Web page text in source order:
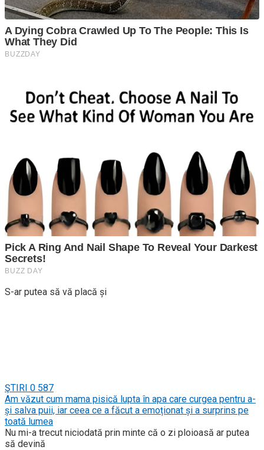
S-ar putea să vă placă și
ŞTIRI 0 587
Am văzut cum mama pisică lupta în apa care curgea pentru a-
și salva puii, iar ceea ce a făcut a emoționat și a surprins pe
toată lumea
Nu mi-a trecut niciodată prin minte că o zi ploioasă ar putea
să devină